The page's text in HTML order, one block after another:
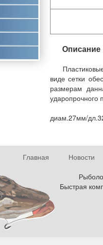
Описание
виде сетки
размерам
ударопрочного
диам.27мм/
Главная
Новости
Быстрая